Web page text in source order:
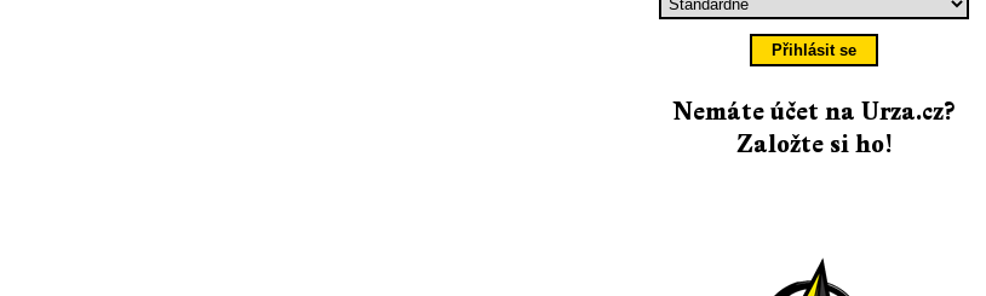
Nemáte účet na Urza.cz?
Založte si ho!